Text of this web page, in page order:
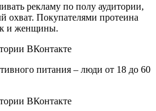
рекламу по полу аудитории,
охват. Покупателями протеина
и женщины.
питания – люди от 18 до 60